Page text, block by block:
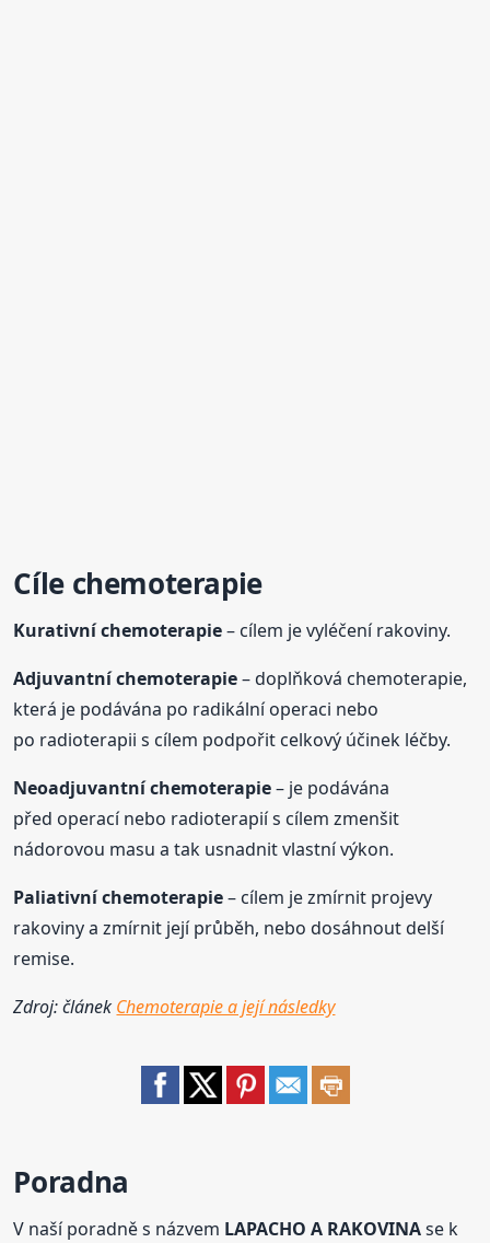
Cíle chemoterapie
Kurativní chemoterapie– cílem je vyléčení rakoviny.
Adjuvantní chemoterapie– doplňková chemoterapie,
která je podávána po radikální operaci nebo
po radioterapii s cílem podpořit celkový účinek léčby.
Neoadjuvantní chemoterapie– je podávána
před operací nebo radioterapií s cílem zmenšit
nádorovou masu a tak usnadnit vlastní výkon.
Paliativní chemoterapie– cílem je zmírnit projevy
rakoviny a zmírnit její průběh, nebo dosáhnout delší
remise.
Zdroj: článek Chemoterapie a její následky
Poradna
V naší poradně s názvem LAPACHO A RAKOVINAse k